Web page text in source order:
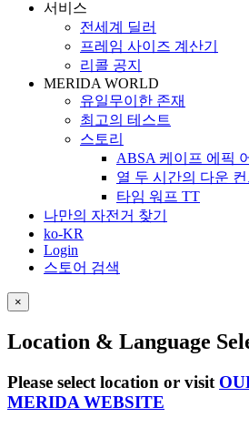
서비스
전세계 딜러
프레임 사이즈 계산기
리콜 공지
MERIDA WORLD
유일무이한 존재
최고의 테스트
스토리
ABSA 케이프 에픽
열 두 시간의 다운
타임 워프 TT
나만의 자전거 찾기
ko-KR
Login
스토어 검색
×
Location & Language
Please select location or visit
MERIDA WEBSITE